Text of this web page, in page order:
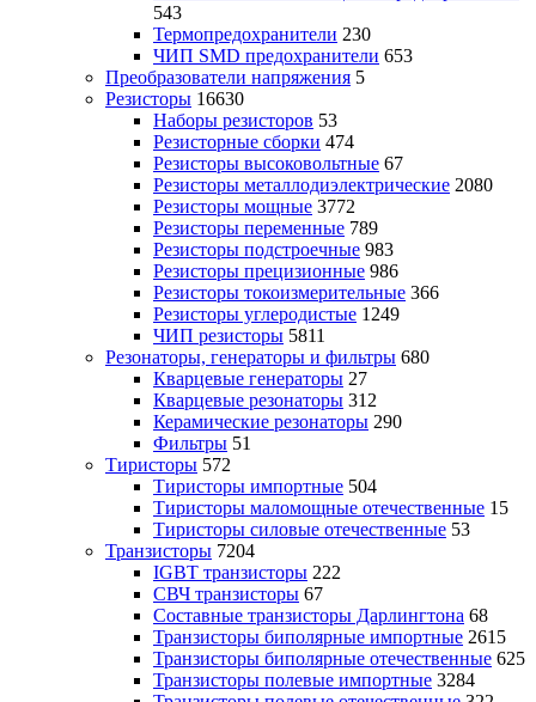
543
Термопредохранители 230
ЧИП SMD предохранители 653
Преобразователи напряжения 5
Резисторы 16630
Наборы резисторов 53
Резисторные сборки 474
Резисторы высоковольтные 67
Резисторы металлодиэлектрические 2080
Резисторы мощные 3772
Резисторы переменные 789
Резисторы подстроечные 983
Резисторы прецизионные 986
Резисторы токоизмерительные 366
Резисторы углеродистые 1249
ЧИП резисторы 5811
Резонаторы, генераторы и фильтры 680
Кварцевые генераторы 27
Кварцевые резонаторы 312
Керамические резонаторы 290
Фильтры 51
Тиристоры 572
Тиристоры импортные 504
Тиристоры маломощные отечественные 15
Тиристоры силовые отечественные 53
Транзисторы 7204
IGBT транзисторы 222
СВЧ транзисторы 67
Составные транзисторы Дарлингтона 68
Транзисторы биполярные импортные 2615
Транзисторы биполярные отечественные 625
Транзисторы полевые импортные 3284